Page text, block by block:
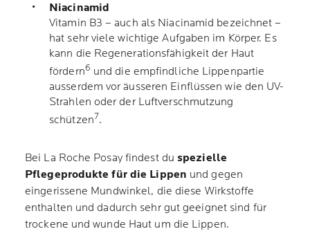
Niacinamid
Vitamin B3 – auch als Niacinamid bezeichnet –
hat sehr viele wichtige Aufgaben im Körper. Es
kann die Regenerationsfähigkeit der Haut
fördern6 und die empfindliche Lippenpartie
ausserdem vor äusseren Einflüssen wie den UV-
Strahlen oder der Luftverschmutzung
schützen7.
Bei La Roche Posay findest du spezielle
Pflegeprodukte für die Lippen und gegen
eingerissene Mundwinkel, die diese Wirkstoffe
enthalten und dadurch sehr gut geeignet sind für
trockene und wunde Haut um die Lippen.